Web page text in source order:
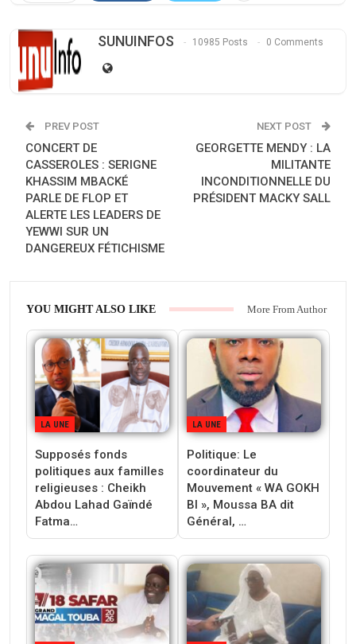
SUNUINFOS 10985 Posts 0 Comments
PREV POST
CONCERT DE
CASSEROLES : SERIGNE
KHASSIM MBACKÉ
PARLE DE FLOP ET
ALERTE LES LEADERS DE
YEWWI SUR UN
DANGEREUX FÉTICHISME
NEXT POST
GEORGETTE MENDY : LA
MILITANTE
INCONDITIONNELLE DU
PRÉSIDENT MACKY SALL
YOU MIGHT ALSO LIKE More From Author
LA UNE
Supposés fonds
politiques aux familles
religieuses : Cheikh
Abdou Lahad Gaïndé
Fatma…
LA UNE
‎Politique: Le
coordinateur du
Mouvement « WA GOKH
BI », Moussa BA dit
Général, …